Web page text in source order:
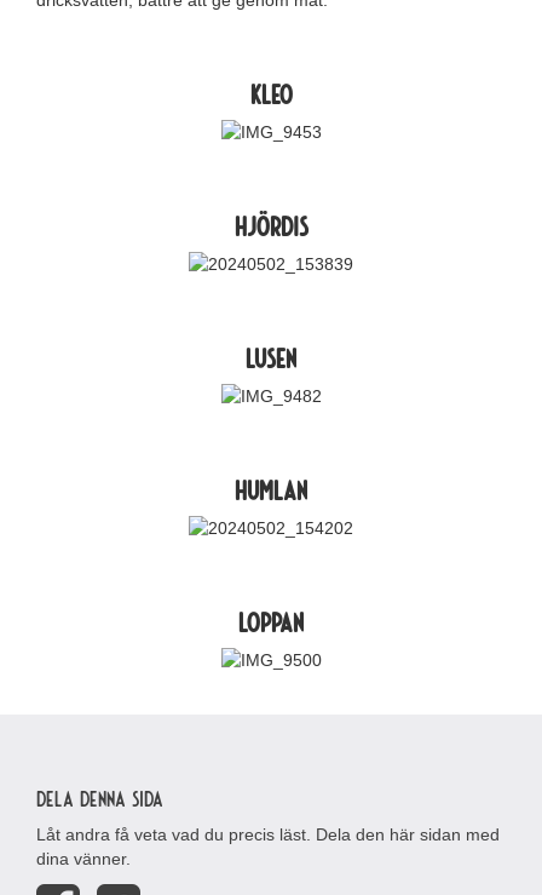
Kleo
Hjördis
Lusen
Humlan
Loppan
Dela denna sida
Låt andra få veta vad du precis läst. Dela den här sidan med
dina vänner.